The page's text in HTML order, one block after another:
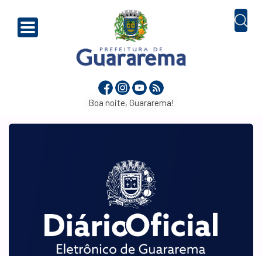
Boa noite, Guararema!